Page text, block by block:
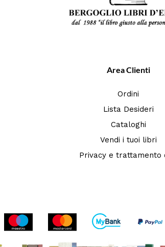
Area Clienti
Ordini
Lista Desideri
Cataloghi
Vendi i tuoi libri
Privacy e trattamento